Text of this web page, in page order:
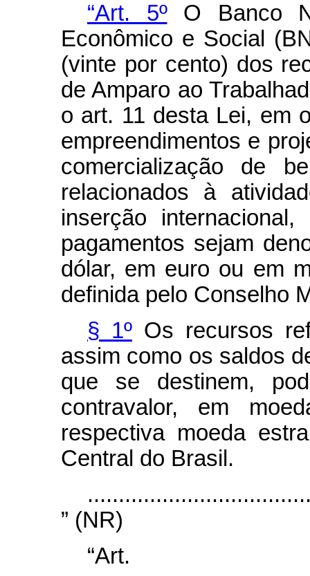
“Art. 5ºO Banco
Econômico e Social
(vinte por cento) dos
de Amparo ao
o art. 11 desta Lei, em
empreendimentos e
comercialização de
relacionados à
inserção
pagamentos sejam
dólar, em euro ou em
definida pelo Conselho
§ 1ºOs recursos
assim como os saldos
que se destinem,
contravalor, em
respectiva moeda
Central do Brasil.
” (NR)